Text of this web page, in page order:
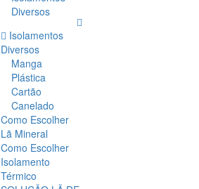
Diversos
Isolamentos
Diversos
Manga
Plástica
Cartão
Canelado
Como Escolher
Lã Mineral
Como Escolher
Isolamento
Térmico